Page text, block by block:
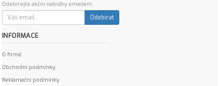
Odebírejte akční nabídky emailem:
Odebírat
INFORMACE
O firmě
Obchodní podmínky
Reklamační podmínky